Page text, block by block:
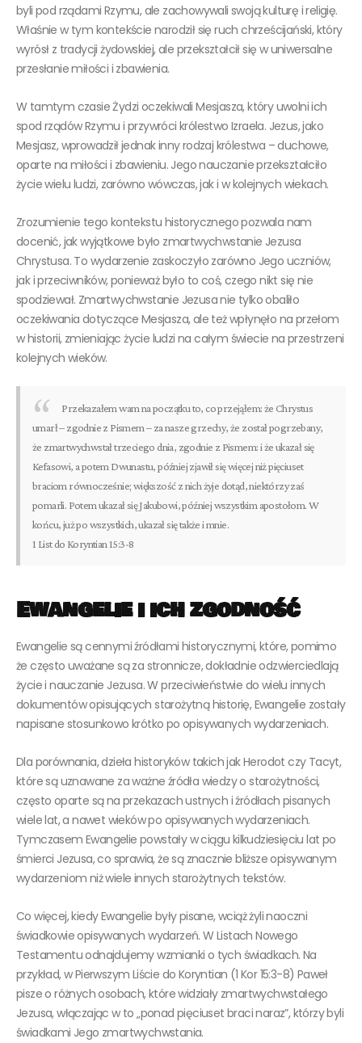
byli pod rządami Rzymu, ale zachowywali swoją kulturę i religię.
Właśnie w tym kontekście narodził się ruch chrześcijański, który
wyrósł z tradycji żydowskiej, ale przekształcił się w uniwersalne
przesłanie miłości i zbawienia.
W tamtym czasie Żydzi oczekiwali Mesjasza, który uwolni ich
spod rządów Rzymu i przywróci królestwo Izraela. Jezus, jako
Mesjasz, wprowadził jednak inny rodzaj królestwa – duchowe,
oparte na miłości i zbawieniu. Jego nauczanie przekształciło
życie wielu ludzi, zarówno wówczas, jak i w kolejnych wiekach.
Zrozumienie tego kontekstu historycznego pozwala nam
docenić, jak wyjątkowe było zmartwychwstanie Jezusa
Chrystusa. To wydarzenie zaskoczyło zarówno Jego uczniów,
jak i przeciwników, ponieważ było to coś, czego nikt się nie
spodziewał. Zmartwychwstanie Jezusa nie tylko obaliło
oczekiwania dotyczące Mesjasza, ale też wpłynęło na przełom
w historii, zmieniając życie ludzi na całym świecie na przestrzeni
kolejnych wieków.
Przekazałem wam na początku to, co przejąłem: że Chrystus
umarł – zgodnie z Pismem – za nasze grzechy, że został pogrzebany,
że zmartwychwstał trzeciego dnia, zgodnie z Pismem: i że ukazał się
Kefasowi, a potem Dwunastu, później zjawił się więcej niż pięciuset
braciom równocześnie; większość z nich żyje dotąd, niektórzy zaś
pomarli. Potem ukazał się Jakubowi, później wszystkim apostołom. W
końcu, już po wszystkich, ukazał się także i mnie.
1 List do Koryntian 15:3-8
Ewangelie i ich zgodność
Ewangelie są cennymi źródłami historycznymi, które, pomimo
że często uważane są za stronnicze, dokładnie odzwierciedlają
życie i nauczanie Jezusa. W przeciwieństwie do wielu innych
dokumentów opisujących starożytną historię, Ewangelie zostały
napisane stosunkowo krótko po opisywanych wydarzeniach.
Dla porównania, dzieła historyków takich jak Herodot czy Tacyt,
które są uznawane za ważne źródła wiedzy o starożytności,
często oparte są na przekazach ustnych i źródłach pisanych
wiele lat, a nawet wieków po opisywanych wydarzeniach.
Tymczasem Ewangelie powstały w ciągu kilkudziesięciu lat po
śmierci Jezusa, co sprawia, że są znacznie bliższe opisywanym
wydarzeniom niż wiele innych starożytnych tekstów.
Co więcej, kiedy Ewangelie były pisane, wciąż żyli naoczni
świadkowie opisywanych wydarzeń. W Listach Nowego
Testamentu odnajdujemy wzmianki o tych świadkach. Na
przykład, w Pierwszym Liście do Koryntian (1 Kor 15:3-8) Paweł
pisze o różnych osobach, które widziały zmartwychwstałego
Jezusa, włączając w to „ponad pięciuset braci naraz”, którzy byli
świadkami Jego zmartwychwstania.